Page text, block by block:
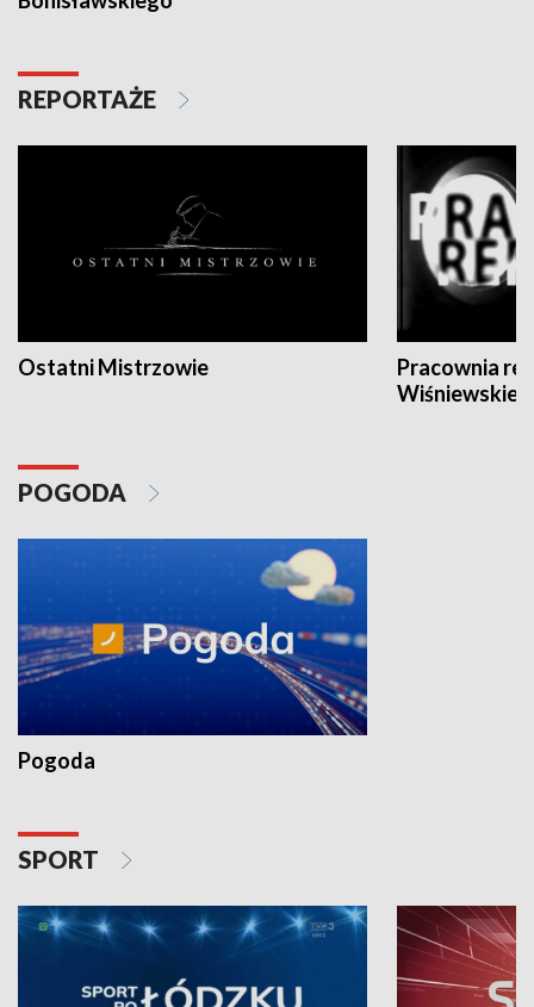
REPORTAŻE
Ostatni Mistrzowie
Pracownia
POGODA
Pogoda
SPORT